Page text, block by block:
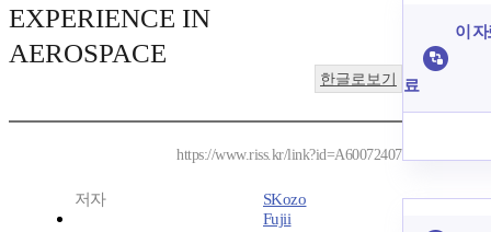
EXPERIENCE IN
AEROSPACE
한글로보기
https://www.riss.kr/link?id=A60072407
저자
SKozo
Fujii
이
료